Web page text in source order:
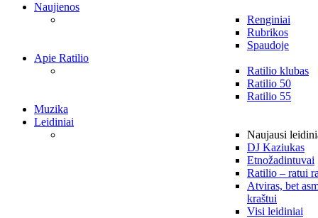
Naujienos
Renginiai
Rubrikos
Spaudoje
Apie Ratilio
Ratilio klubas
Ratilio 50
Ratilio 55
Muzika
Leidiniai
Naujausi
DJ Kaziukas
Etnožadintuvai
Ratilio – ratui
Atviras, bet
kraštui
Visi leidiniai